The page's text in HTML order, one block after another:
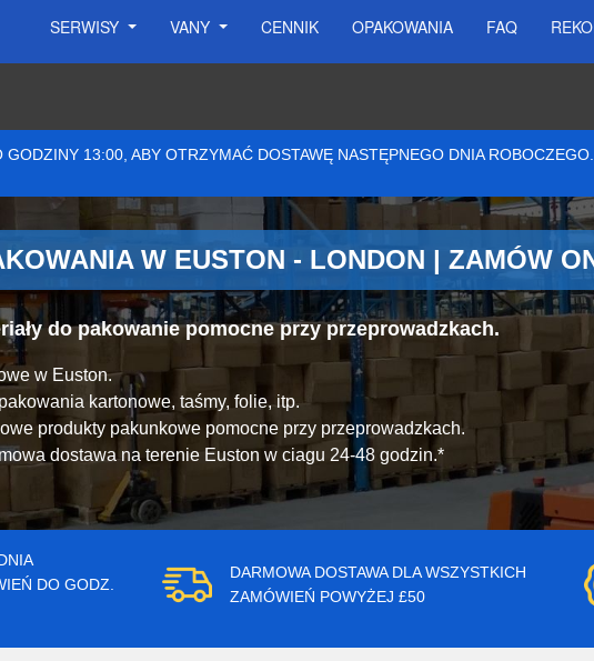
SERWISY VANY CENNIK OPAKOWANIA FAQ
13:00, ABY OTRZYMAĆ DOSTAWĘ NASTĘPNEGO DNIA
W EUSTON - LONDON | ZAMÓW
do pakowanie pomocne przy przeprowadzkach.
w Euston.
kartonowe, taśmy, folie, itp.
produkty pakunkowe pomocne przy przeprowadzkach.
dostawa na terenie Euston w ciagu 24-48 godzin.*
DO GODZ.
DARMOWA DOSTAWA DLA WSZYSTKICH
ZAMÓWIEŃ POWYŻEJ £50